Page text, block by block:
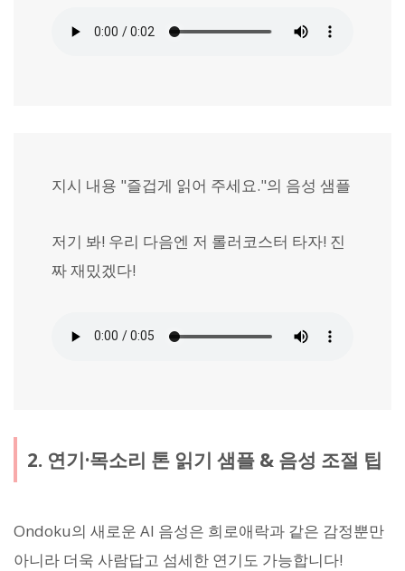
지시 내용 "즐겁게 읽어 주세요."의 음성 샘플
저기 봐! 우리 다음엔 저 롤러코스터 타자! 진
짜 재밌겠다!
2. 연기·목소리 톤 읽기 샘플 & 음성 조절 팁
Ondoku의 새로운 AI 음성은 희로애락과 같은 감정뿐만
아니라 더욱 사람답고 섬세한 연기도 가능합니다!